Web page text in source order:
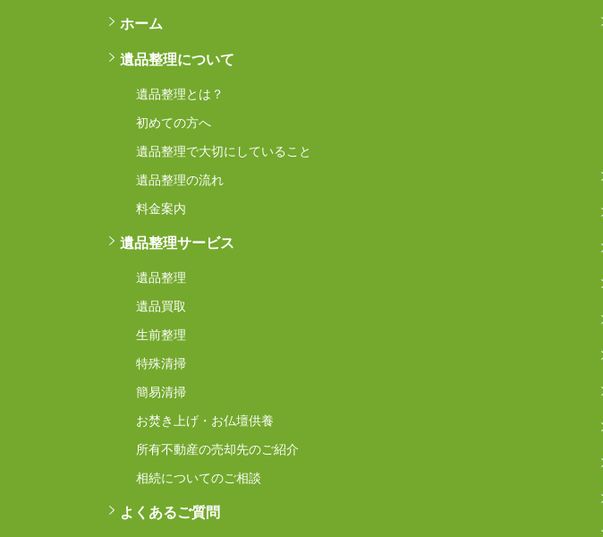
ホーム
遺品整理について
遺品整理とは？
初めての方へ
遺品整理で大切にしていること
遺品整理の流れ
料金案内
遺品整理サービス
遺品整理
遺品買取
生前整理
特殊清掃
簡易清掃
お焚き上げ・お仏壇供養
所有不動産の売却先のご紹介
相続についてのご相談
よくあるご質問